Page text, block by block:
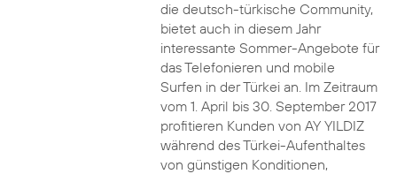
die deutsch-türkische Community,
bietet auch in diesem Jahr
interessante Sommer-Angebote für
das Telefonieren und mobile
Surfen in der Türkei an. Im Zeitraum
vom 1. April bis 30. September 2017
profitieren Kunden von AY YILDIZ
während des Türkei-Aufenthaltes
von günstigen Konditionen,